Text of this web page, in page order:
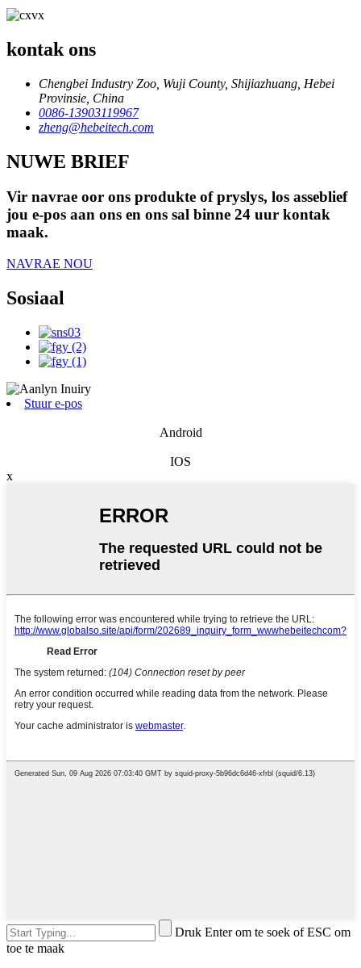
kontak ons
Chengbei Industry Zoo, Wuji County, Shijiazhuang, Hebei
Provinsie, China
0086-13903119967
zheng@hebeitech.com
NUWE BRIEF
Vir navrae oor ons produkte of pryslys, los asseblief
jou e-pos aan ons en ons sal binne 24 uur kontak
maak.
NAVRAE NOU
Sosiaal
Stuur e-pos
Android
IOS
x
Druk Enter om te soek of ESC om
toe te maak